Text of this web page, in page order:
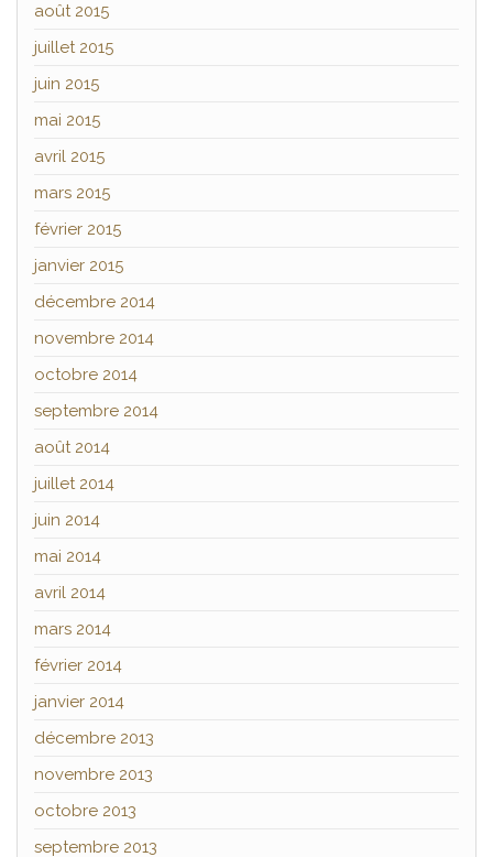
août 2015
juillet 2015
juin 2015
mai 2015
avril 2015
mars 2015
février 2015
janvier 2015
décembre 2014
novembre 2014
octobre 2014
septembre 2014
août 2014
juillet 2014
juin 2014
mai 2014
avril 2014
mars 2014
février 2014
janvier 2014
décembre 2013
novembre 2013
octobre 2013
septembre 2013